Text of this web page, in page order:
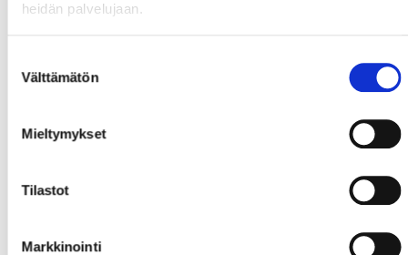
heidän palvelujaan.
valinta
Välttämätön
Mieltymykset
Tilastot
Markkinointi